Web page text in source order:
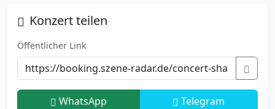
Konzert teilen
Öffentlicher Link
WhatsApp Telegram